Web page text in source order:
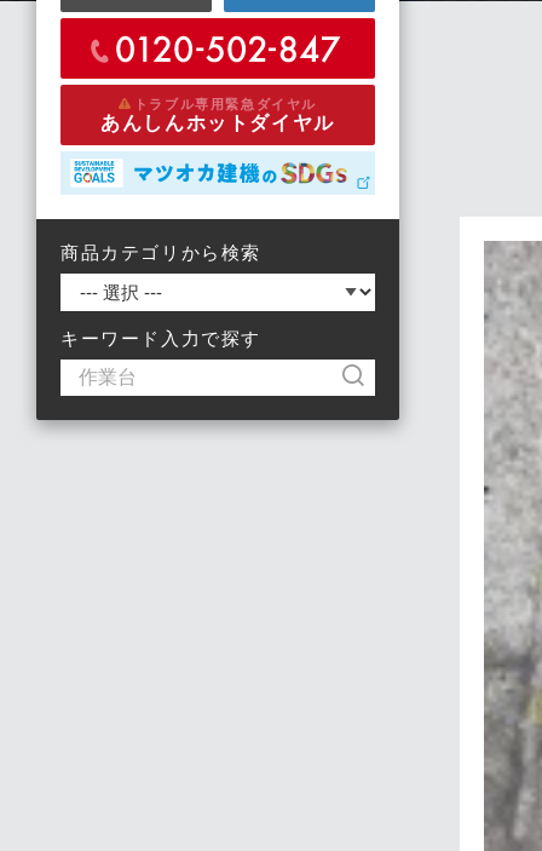
トラブル専用緊急ダイヤル
あんしんホットダイヤル
商品カテゴリから検索
キーワード入力で探す